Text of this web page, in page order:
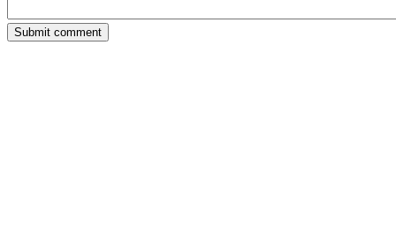
Submit comment